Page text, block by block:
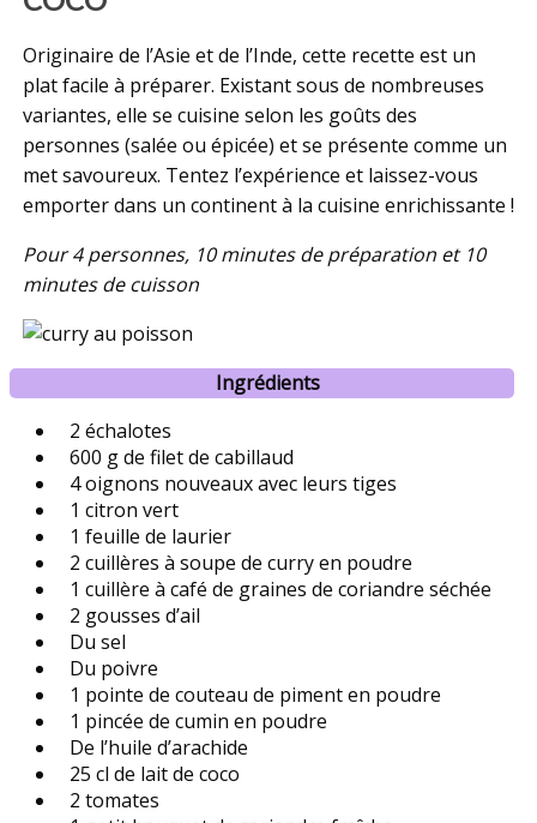
Originaire de l’Asie et de l’Inde, cette recette est un
plat facile à préparer. Existant sous de nombreuses
variantes, elle se cuisine selon les goûts des
personnes (salée ou épicée) et se présente comme un
met savoureux. Tentez l’expérience et laissez-vous
emporter dans un continent à la cuisine enrichissante !
Pour 4 personnes, 10 minutes de préparation et 10
minutes de cuisson
Ingrédients
2 échalotes
600 g de filet de cabillaud
4 oignons nouveaux avec leurs tiges
1 citron vert
1 feuille de laurier
2 cuillères à soupe de curry en poudre
1 cuillère à café de graines de coriandre séchée
2 gousses d’ail
Du sel
Du poivre
1 pointe de couteau de piment en poudre
1 pincée de cumin en poudre
De l’huile d’arachide
25 cl de lait de coco
2 tomates